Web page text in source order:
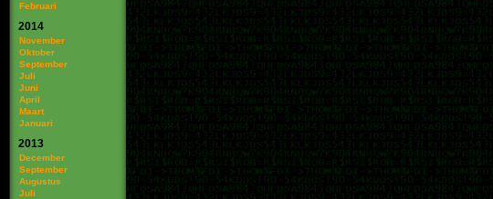
Februari
2014
November
Oktober
September
Juli
Juni
April
Maart
Januari
2013
December
September
Augustus
Juli